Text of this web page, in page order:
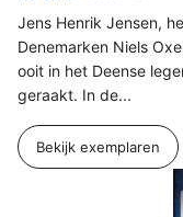
Jens Henrik Jensen,
Denemarken Niels
ooit in het Deense
geraakt. In de...
Bekijk exemplaren